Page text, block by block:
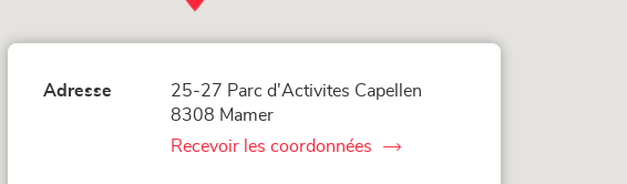
Adresse
25-27 Parc d'Activites Capellen
8308 Mamer
Recevoir les coordonnées
du